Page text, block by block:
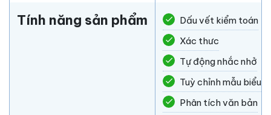
Tính năng sản phẩm check Dấu vết kiểm toán
check Xác thưc
check Tự động nhắc nhở
check Tuỳ chỉnh mẫu biểu
check Phân tích văn bản